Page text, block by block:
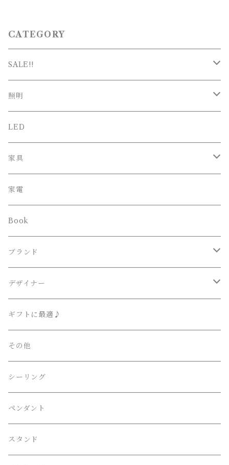
CATEGORY
SALE!!
SALE
新春SALE
照明
シーリング
ペンダント
スタンド
ブラケット
その他
LED
家具
オフィスチェア
家電
Book
ブランド
Lighting Art Gallery
AKARI （尾関・オゼキ）
Artemide （アルテミデ）
FLOS （フロス）
Herman Miller （ハーマンミラー）
LE KLINT （レクリント）
デザイナー
Ettore Sottsass / エットレ・ソットサス
Isamu Noguchi / イサム・ノグチ
Philippe Starck / フィリップ・スタルク
伊東豊雄 / Toyo・Ito
吉田五十八 / Isoya・Yoshida
ギフトに最適♪
その他
シーリング
ペンダント
スタンド